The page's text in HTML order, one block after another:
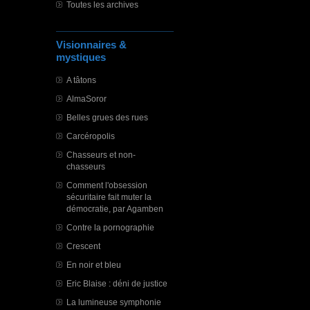
Toutes les archives
Visionnaires &
mystiques
A tâtons
AlmaSoror
Belles grues des rues
Carcéropolis
Chasseurs et non-
chasseurs
Comment l'obsession
sécuritaire fait muter la
démocratie, par Agamben
Contre la pornographie
Crescent
En noir et bleu
Eric Blaise : déni de justice
La lumineuse symphonie